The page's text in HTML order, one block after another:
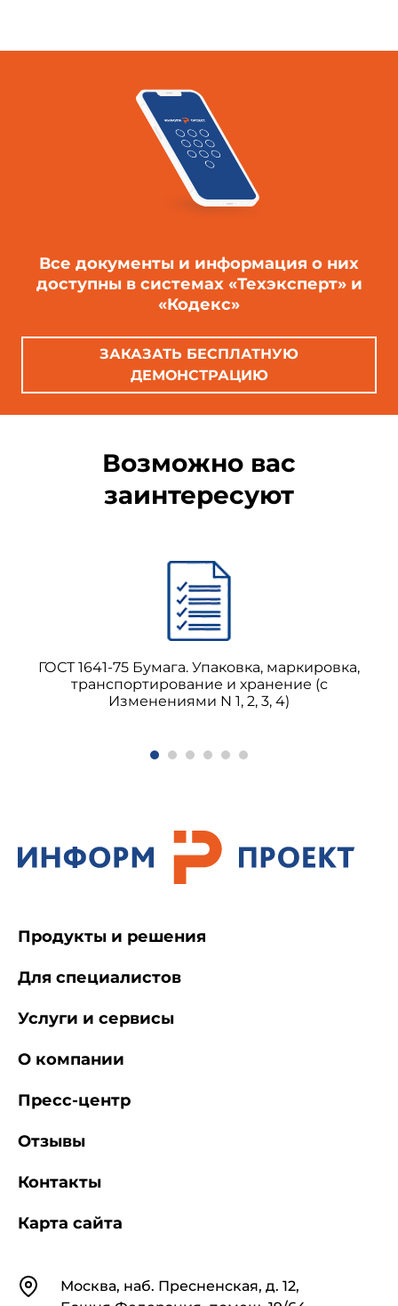
Все документы и информация о них
доступны в системах «Техэксперт» и
«Кодекс»
ЗАКАЗАТЬ БЕСПЛАТНУЮ
ДЕМОНСТРАЦИЮ
Возможно вас
заинтересуют
ГОСТ 1641-75 Бумага. Упаковка, маркировка,
транспортирование и хранение (с
Изменениями N 1, 2, 3, 4)
КонтактыМосква, наб. Пресненская, д. 12,
Продукты и решения
Для специалистов
Услуги и сервисы
О компании
Пресс-центр
Отзывы
Контакты
Карта сайта